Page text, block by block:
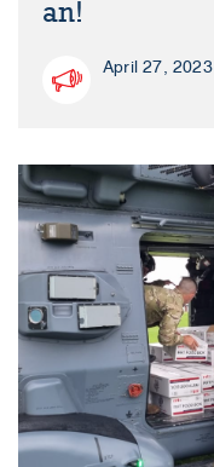
an!
April 27, 2023